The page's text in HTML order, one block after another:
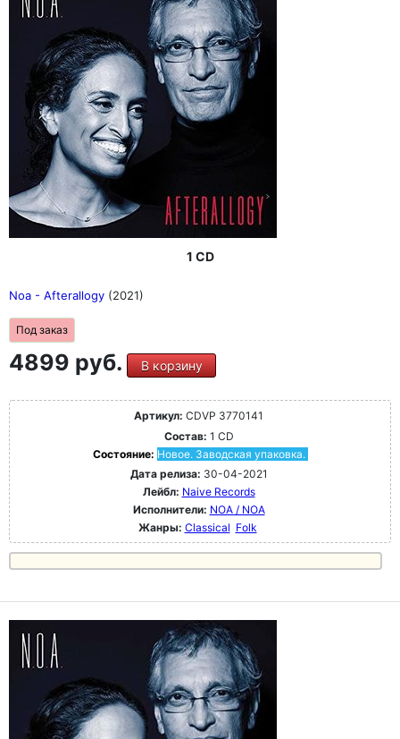
1 CD
Noa - Afterallogy (2021)
Под заказ
4899 руб. В корзину
Артикул: CDVP 3770141
Состав: 1 CD
Состояние: Новое. Заводская упаковка.
Дата релиза: 30-04-2021
Лейбл: Naive Records
Исполнители: NOA / NOA
Жанры: Classical Folk